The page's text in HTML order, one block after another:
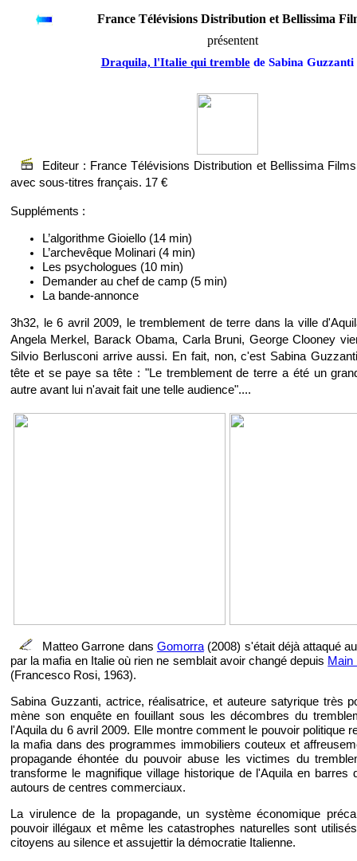
Editeur : France Télévisions Distribution et Bellissima
avec sous-titres français. 17 €
Suppléments :
L’algorithme Gioiello (14 min)
L’archevêque Molinari (4 min)
Les psychologues (10 min)
Demander au chef de camp (5 min)
La bande-annonce
3h32, le 6 avril 2009, le tremblement de terre dans la ville
Angela Merkel, Barack Obama, Carla Bruni, George Clooney
Silvio Berlusconi arrive aussi. En fait, non, c'est Sabina
tête et se paye sa tête : "Le tremblement de terre a été un
autre avant lui n'avait fait une telle audience"....
Matteo Garrone dans Gomorra(2008) s'était déjà attaqué
par la mafia en Italie où rien ne semblait avoir changé depuis Main
(Francesco Rosi, 1963).
Sabina Guzzanti, actrice, réalisatrice, et auteure satyrique très
mène son enquête en fouillant sous les décombres du
l'Aquila du 6 avril 2009. Elle montre comment le pouvoir politique
la mafia dans des programmes immobiliers couteux et
propagande éhontée du pouvoir abuse les victimes du
transforme le magnifique village historique de l'Aquila en barres
autours de centres commerciaux.
La virulence de la propagande, un système économique
pouvoir illégaux et même les catastrophes naturelles sont
citoyens au silence et assujettir la démocratie Italienne.
France Télévisions Distribution et Bellissima
présentent
Draquila, l'Italie qui tremblede Sabina Guzzanti